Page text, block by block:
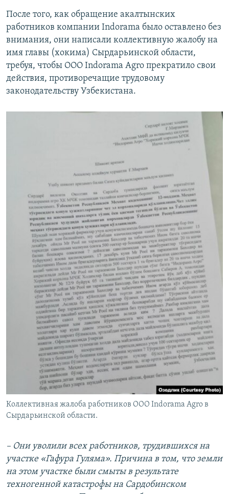
720p
720p
После того, как обращение акалтынских
работников компании Indоrama было оставлено без
внимания, они написали коллективную жалобу на
имя главы (хокима) Сырдарьинской области,
требуя, чтобы ООО Indorama Agro прекратило свои
действия, противоречащие трудовому
законодательству Узбекистана.
Коллективная жалоба работников ООО Indorama Agro в
Сырдарьинской области.
– Они уволили всех работников, трудившихся на
участке «Гафура Гуляма». Причина в том, что земли
на этом участке были смыты в результате
техногенной катастрофы на Сардобинском